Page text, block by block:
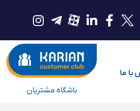
با ما
باشگاه مشتریان